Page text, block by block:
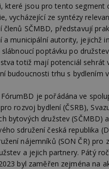
které jsou pro tento segment
vycházející ze syntézy
členů SČMBD, představují
a municipální autority, jejichž
poptávku po
totiž mají potenciál sehrát
budoucnosti trhu s bydlením v
je pořádána ve
rozvoj bydlení (ČSRB),
bytových družstev (SČMBD)
sdružení česká republika
nájemníků (SON ČR) pro
a jejich partnery. Pátý
byl zaměřen zejména na
nutné soubory cookie
webových stránek, jako je
uživatele a správa účtu. Webové stránky
nutných souborů cookie
Název
_hjIncludedInPageviewSample